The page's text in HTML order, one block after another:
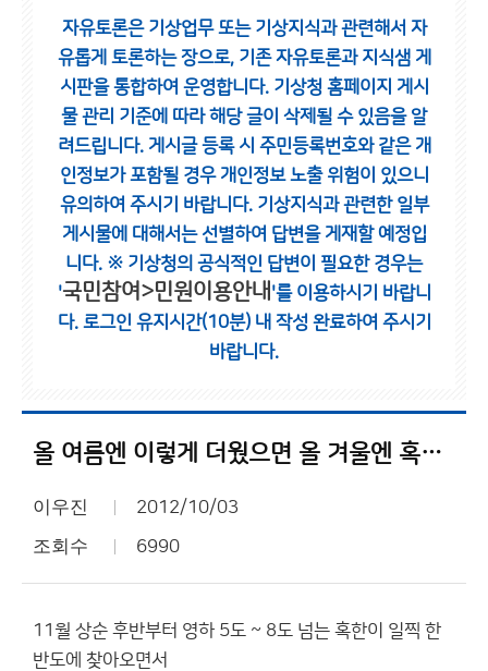
자유토론은 기상업무 또는 기상지식과 관련해서 자
유롭게 토론하는 장으로, 기존 자유토론과 지식샘 게
시판을 통합하여 운영합니다. 기상청 홈페이지 게시
물 관리 기준에 따라 해당 글이 삭제될 수 있음을 알
려드립니다. 게시글 등록 시 주민등록번호와 같은 개
인정보가 포함될 경우 개인정보 노출 위험이 있으니
유의하여 주시기 바랍니다. 기상지식과 관련한 일부
게시물에 대해서는 선별하여 답변을 게재할 예정입
니다. ※ 기상청의 공식적인 답변이 필요한 경우는
'국민참여>민원이용안내 '를 이용하시기 바랍니
다. 로그인 유지시간(10분) 내 작성 완료하여 주시기
바랍니다.
올 여름엔 이렇게 더웠으면 올 겨울엔 혹한이 잦을듯..
이우진 2012/10/03
조회수 6990
11월 상순 후반부터 영하 5도 ~ 8도 넘는 혹한이 일찍 한
반도에 찾아오면서